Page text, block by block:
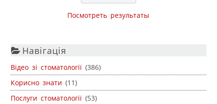
Посмотреть результаты
Навігація
Відео зі стоматології (386)
Корисно знати (11)
Послуги стоматології (53)